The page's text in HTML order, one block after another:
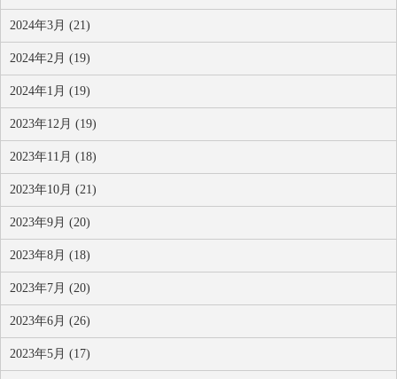
2024年3月 (21)
2024年2月 (19)
2024年1月 (19)
2023年12月 (19)
2023年11月 (18)
2023年10月 (21)
2023年9月 (20)
2023年8月 (18)
2023年7月 (20)
2023年6月 (26)
2023年5月 (17)